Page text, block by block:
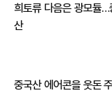
희토류 다음은 광모듈
산
중국산 에어콘을 웃돈